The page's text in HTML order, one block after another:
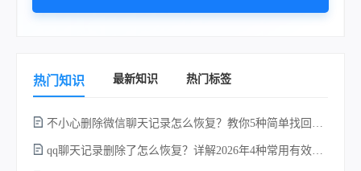
热门知识 最新知识 热门标签
不小心删除微信聊天记录怎么恢复？教你5种简单找回的方法！
qq聊天记录删除了怎么恢复？详解2026年4种常用有效的方法（支持.db数据库提取）